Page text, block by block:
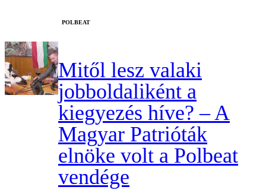
‎POLBEAT
Mitől lesz valaki
jobboldaliként a
kiegyezés híve? – A
Magyar Patrióták
elnöke volt a Polbeat
vendége